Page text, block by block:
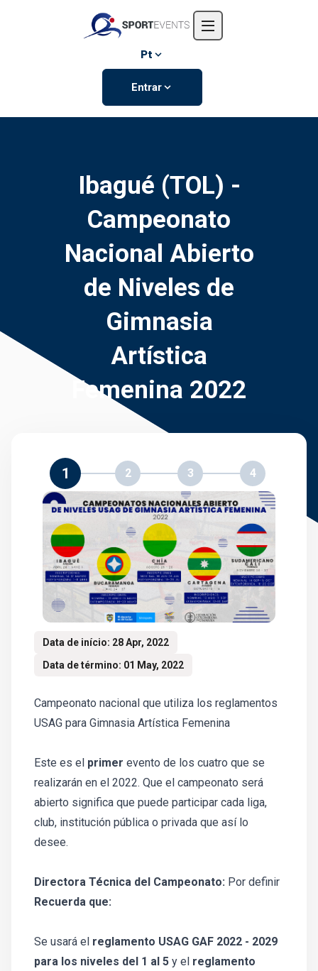
Eventos
Pt
Entrar
Ibagué (TOL) -
Campeonato
Nacional Abierto
de Niveles de
Gimnasia
Artística
Femenina 2022
1 2 3 4
Data de início: 28 Apr, 2022
Data de término: 01 May, 2022
Campeonato nacional que utiliza los reglamentos
USAG para Gimnasia Artística Femenina
Este es el primer evento de los cuatro que se
realizarán en el 2022. Que el campeonato será
abierto significa que puede participar cada liga,
club, institución pública o privada que así lo
desee.
Directora Técnica del Campeonato: Por definir
Recuerda que:
Se usará el reglamento USAG GAF 2022 - 2029
para los niveles del 1 al 5 y el reglamento